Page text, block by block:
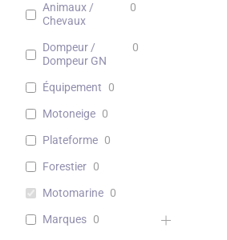
Animaux /
Chevaux
0
Dompeur /
Dompeur GN
0
Équipement 0
Motoneige 0
Plateforme 0
Forestier 0
Motomarine 0
Marques 0